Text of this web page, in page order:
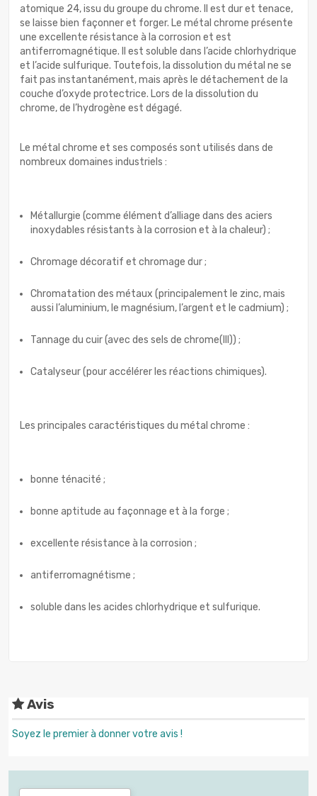
atomique 24, issu du groupe du chrome. Il est dur et tenace,
se laisse bien façonner et forger. Le métal chrome présente
une excellente résistance à la corrosion et est
antiferromagnétique. Il est soluble dans l’acide chlorhydrique
et l’acide sulfurique. Toutefois, la dissolution du métal ne se
fait pas instantanément, mais après le détachement de la
couche d’oxyde protectrice. Lors de la dissolution du
chrome, de l’hydrogène est dégagé.
Le métal chrome et ses composés sont utilisés dans de
nombreux domaines industriels :
Métallurgie (comme élément d’alliage dans des aciers
inoxydables résistants à la corrosion et à la chaleur) ;
Chromage décoratif et chromage dur ;
Chromatation des métaux (principalement le zinc, mais
aussi l’aluminium, le magnésium, l’argent et le cadmium) ;
Tannage du cuir (avec des sels de chrome(III)) ;
Catalyseur (pour accélérer les réactions chimiques).
Les principales caractéristiques du métal chrome :
bonne ténacité ;
bonne aptitude au façonnage et à la forge ;
excellente résistance à la corrosion ;
antiferromagnétisme ;
soluble dans les acides chlorhydrique et sulfurique.
Avis
Soyez le premier à donner votre avis !